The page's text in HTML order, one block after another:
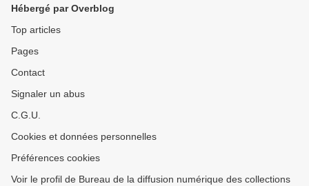
Hébergé par Overblog
Top articles
Pages
Contact
Signaler un abus
C.G.U.
Cookies et données personnelles
Préférences cookies
Voir le profil de Bureau de la diffusion numérique des collections